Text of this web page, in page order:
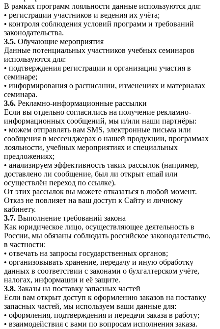
В рамках программ лояльности данные используются для:
• регистрации участников и ведения их учёта;
• контроля соблюдения условий программ и требований
законодательства.
3.5. Обучающие мероприятия
Данные потенциальных участников учебных семинаров
используются для:
• подтверждения регистрации и организации участия в
семинаре;
• информирования о расписании, изменениях и материалах
семинара.
3.6. Рекламно-информационные рассылки
Если вы отдельно согласились на получение рекламно-
информационных сообщений, мы и/или наши партнёры:
• можем отправлять вам SMS, электронные письма или
сообщения в мессенджерах о нашей продукции, программах
лояльности, учебных мероприятиях и специальных
предложениях;
• анализируем эффективность таких рассылок (например,
доставлено ли сообщение, был ли открыт email или
осуществлён переход по ссылке).
От этих рассылок вы можете отказаться в любой момент.
Отказ не повлияет на ваш доступ к Сайту и личному
кабинету.
3.7. Выполнение требований закона
Как юридическое лицо, осуществляющее деятельность в
России, мы обязаны соблюдать российское законодательство,
в частности:
• отвечать на запросы государственных органов;
• организовывать хранение, передачу и иную обработку
данных в соответствии с законами о бухгалтерском учёте,
налогах, информации и её защите.
3.8. Заказы на поставку запасных частей
Если вам открыт доступ к оформлению заказов на поставку
запасных частей, мы используем ваши данные для:
• оформления, подтверждения и передачи заказа в работу;
• взаимодействия с вами по вопросам исполнения заказа.